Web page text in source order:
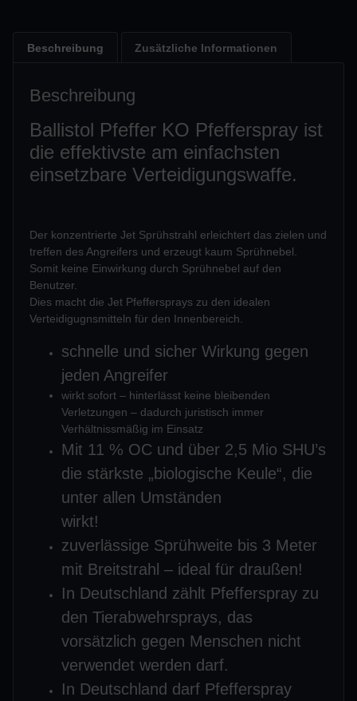
Beschreibung Zusätzliche Informationen
Beschreibung
Ballistol Pfeffer KO Pfefferspray ist
die effektivste am einfachsten
einsetzbare Verteidigungswaffe.
Der konzentrierte Jet Sprühstrahl erleichtert das zielen und
treffen des Angreifers und erzeugt kaum Sprühnebel.
Somit keine Einwirkung durch Sprühnebel auf den
Benutzer.
Dies macht die Jet Pfeffersprays zu den idealen
Verteidigugnsmitteln für den Innenbereich.
schnelle und sicher Wirkung gegen
jeden Angreifer
wirkt sofort – hinterlässt keine bleibenden
Verletzungen – dadurch juristisch immer
Verhältnissmäßig im Einsatz
Mit 11 % OC und über 2,5 Mio SHU’s
die stärkste „biologische Keule“, die
unter allen Umständen
wirkt!
zuverlässige Sprühweite bis 3 Meter
mit Breitstrahl – ideal für draußen!
In Deutschland zählt Pfefferspray zu
den Tierabwehrsprays, das
vorsätzlich gegen Menschen nicht
verwendet werden darf.
In Deutschland darf Pfefferspray